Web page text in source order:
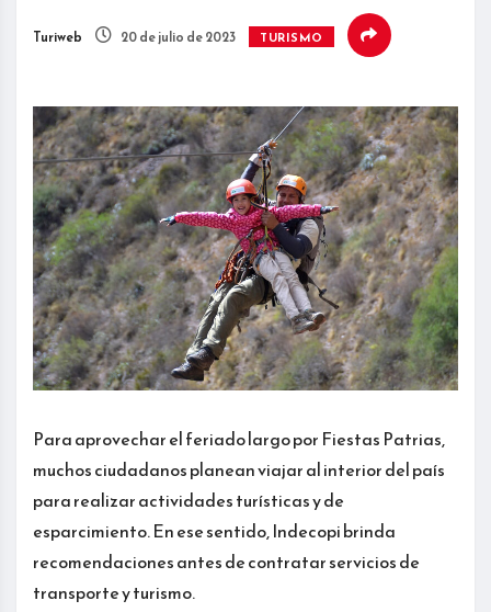
Turiweb 20 de julio de 2023 TURISMO
Para aprovechar el feriado largo por Fiestas Patrias,
muchos ciudadanos planean viajar al interior del país
para realizar actividades turísticas y de
esparcimiento. En ese sentido, Indecopi brinda
recomendaciones antes de contratar servicios de
transporte y turismo.